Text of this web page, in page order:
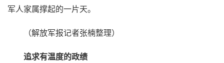
军人家属撑起的一片天。
（解放军报记者张楠整理）
追求有温度的政绩